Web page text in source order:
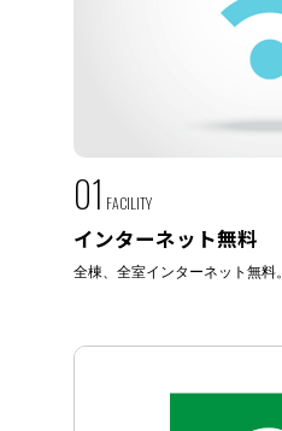
01 FACILITY
インターネット無料
全棟、全室インターネット無料。